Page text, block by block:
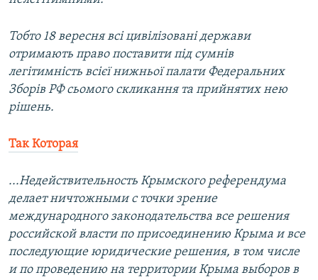
Тобто 18 вересня всі цивілізовані держави
отримають право поставити під сумнів
легітимність всієї нижньої палати Федеральних
Зборів РФ сьомого скликання та прийнятих нею
рішень.
Так Которая
...Недействительность Крымского референдума
делает ничтожными с точки зрение
международного законодательства все решения
российской власти по присоединению Крыма и все
последующие юридические решения, в том числе
и по проведению на территории Крыма выборов в